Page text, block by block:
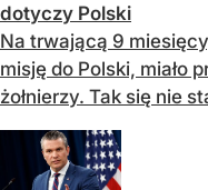
dotyczy Polski
Na trwającą 9
misję do Polski, miało
żołnierzy. Tak się nie